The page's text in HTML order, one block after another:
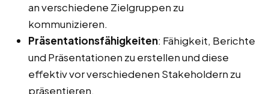
an verschiedene Zielgruppen zu
kommunizieren.
Präsentationsfähigkeiten: Fähigkeit, Berichte
und Präsentationen zu erstellen und diese
effektiv vor verschiedenen Stakeholdern zu
präsentieren.